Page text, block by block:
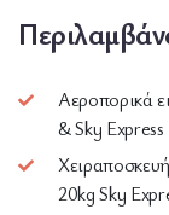
Αεροπορικά
& Sky
20kg Sky